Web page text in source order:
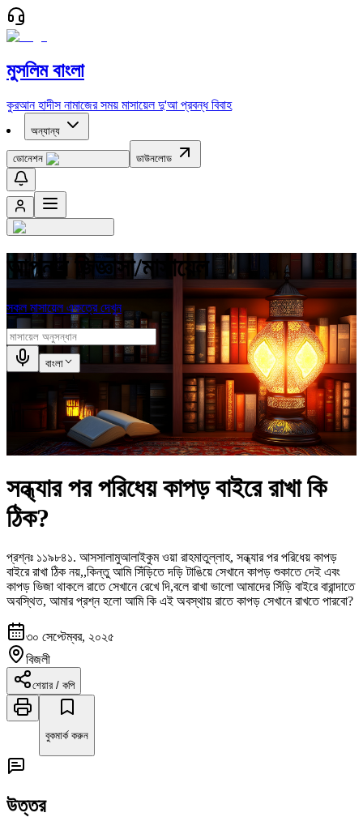
মুসলিম বাংলা
কুরআন হাদীস নামাজের সময় মাসায়েল দু'আ প্রবন্ধ বিবাহ
অন্যান্য
ডোনেশন ডাউনলোড
আপনার জিজ্ঞাসা/মাসায়েল
সকল মাসায়েল একত্রে দেখুন
বাংলা
সন্ধ্যার পর পরিধেয় কাপড় বাইরে রাখা কি
ঠিক?
প্রশ্নঃ ১১৯৮৪১. আসসালামুআলাইকুম ওয়া রাহমাতুল্লাহ, সন্ধ্যার পর পরিধেয় কাপড়
বাইরে রাখা ঠিক নয়,,কিন্তু আমি সিঁড়িতে দড়ি টাঙিয়ে সেখানে কাপড় শুকাতে দেই এবং
কাপড় ভিজা থাকলে রাতে সেখানে রেখে দি,বলে রাখা ভালো আমাদের সিঁড়ি বাইরে বারান্দাতে
অবস্থিত, আমার প্রশ্ন হলো আমি কি এই অবস্থায় রাতে কাপড় সেখানে রাখতে পারবো?
৩০ সেপ্টেম্বর, ২০২৫
বিজলী
শেয়ার / কপি
বুকমার্ক করুন
উত্তর